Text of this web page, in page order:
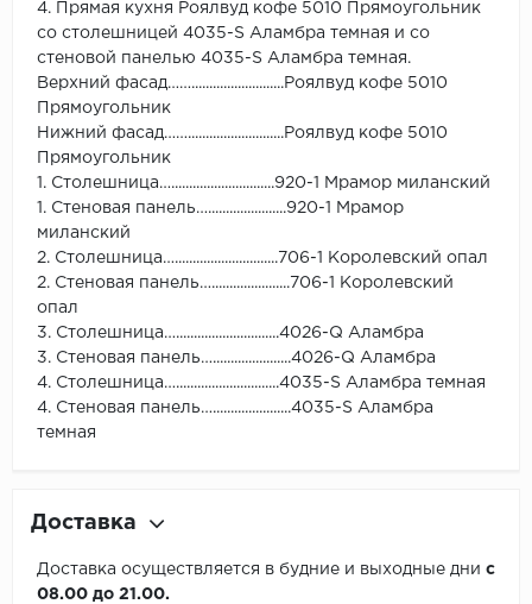
4. Прямая кухня Роялвуд кофе 5010 Прямоугольник
со столешницей 4035-S Аламбра темная и со
стеновой панелью 4035-S Аламбра темная.
Верхний фасад……..........................Роялвуд кофе 5010
Прямоугольник
Нижний фасад……...........................Роялвуд кофе 5010
Прямоугольник
1. Столешница….............................920-1 Мрамор миланский
1. Стеновая панель…......................920-1 Мрамор
миланский
2. Столешница….............................706-1 Королевский опал
2. Стеновая панель…......................706-1 Королевский
опал
3. Столешница….............................4026-Q Аламбра
3. Стеновая панель…......................4026-Q Аламбра
4. Столешница….............................4035-S Аламбра темная
4. Стеновая панель…......................4035-S Аламбра
темная
Доставка
Доставка осуществляется в будние и выходные дни с
08.00 до 21.00.